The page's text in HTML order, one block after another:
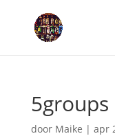
5groups
door Maike | apr